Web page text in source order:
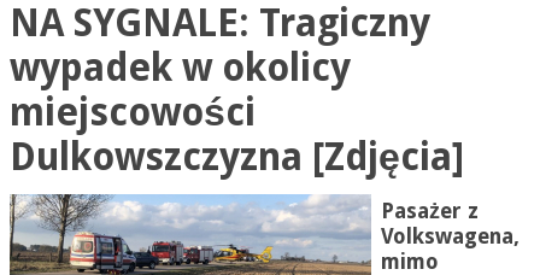
NA SYGNALE: Tragiczny
wypadek w okolicy
miejscowości
Dulkowszczyzna [Zdjęcia]
Pasażer z
Volkswagena,
mimo